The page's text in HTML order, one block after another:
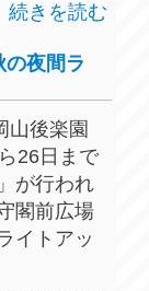
続きを読む
夜間ラ
山後楽園
26日まで
が行われ
閣前広場
イトアッ